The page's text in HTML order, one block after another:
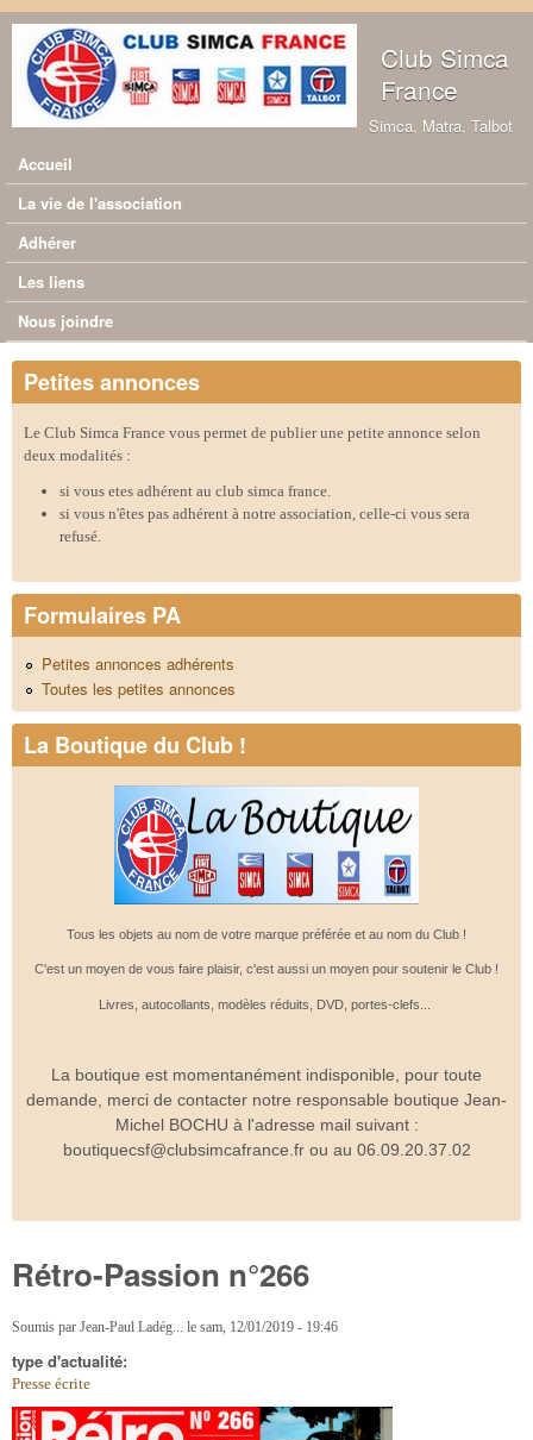
Aller au contenu principal
Club Simca
France
Simca, Matra, Talbot
Menu principal
Accueil
La vie de l'association
Adhérer
Les liens
Nous joindre
Petites annonces
Le Club Simca France vous permet de publier une petite annonce selon
deux modalités :
si vous etes adhérent au club simca france.
si vous n'êtes pas adhérent à notre association, celle-ci vous sera
refusé.
Formulaires PA
Petites annonces adhérents
Toutes les petites annonces
La Boutique du Club !
Tous les objets au nom de votre marque préférée et au nom du Club !
C'est un moyen de vous faire plaisir, c'est aussi un moyen pour soutenir le Club !
Livres, autocollants, modèles réduits, DVD, portes-clefs...
La boutique est momentanément indisponible, pour toute
demande, merci de contacter notre responsable boutique Jean-
Michel BOCHU à l'adresse mail suivant :
boutiquecsf@clubsimcafrance.fr ou au 06.09.20.37.02
Rétro-Passion n°266
Soumis par Jean-Paul Ladég... le sam, 12/01/2019 - 19:46
type d'actualité:
Presse écrite